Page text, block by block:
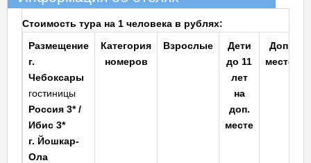
Стоимость тура на 1 человека в рублях:
Размещение
г.
Чебоксары
гостиницы
Россия 3* /
Ибис 3*
г. Йошкар-
Ола
Категория
номеров
Взрослые
Дети
до 11
лет
на
доп.
месте
Доп.
место